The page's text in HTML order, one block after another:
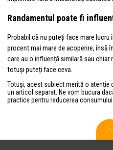
Randamentul poate fi
Probabil că nu puteți face mare lucru
procent mai mare de acoperire, însă
care au o influență similară sau chiar
totuși puteți face ceva.
Totuși, acest subiect merită o atenție
un articol separat. Ne vom bucura
practice pentru reducerea